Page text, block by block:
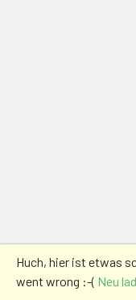
Huch, hier ist etwas
went wrong :-( Neu